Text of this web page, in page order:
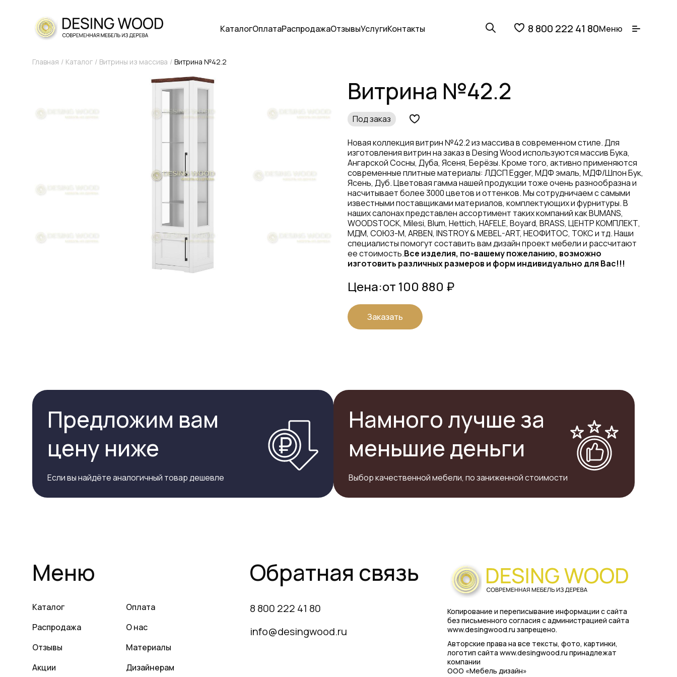
КаталогОплатаРаспродажаОтзывыУслугиКонтакты 8 800 222 41 80Меню
Главная Каталог Витрины из массива Витрина №42.2
Витрина №42.2
Под заказ
Новая коллекция витрин №42.2 из массива в современном стиле. Для
изготовления витрин на заказ в Desing Wood используются массив Бука,
Ангарской Сосны, Дуба, Ясеня, Берёзы. Кроме того, активно применяются
современные плитные материалы: ЛДСП Egger, МДФ эмаль, МДФ/Шпон Бук,
Ясень, Дуб. Цветовая гамма нашей продукции тоже очень разнообразна и
насчитывает более 3000 цветов и оттенков. Мы сотрудничаем с самыми
известными поставщиками материалов, комплектующих и фурнитуры. В
наших салонах представлен ассортимент таких компаний как BUMANS,
WOODSTOCK, Milesi, Blum, Hettich, HAFELE, Boyard, BRASS, ЦЕНТР КОМПЛЕКТ,
МДМ, СОЮЗ-М, ARBEN, INSTROY & MEBEL-ART, НЕОФИТОС, ТОКС и тд. Наши
специалисты помогут составить вам дизайн проект мебели и рассчитают
ее стоимость.Все изделия, по-вашему пожеланию, возможно
изготовить различных размеров и форм индивидуально для Вас!!!
Цена:от 100 880 ₽
Заказать
Предложим вам
цену ниже
Если вы найдёте аналогичный товар дешевле
Намного лучше за
меньшие деньги
Выбор качественной мебели, по заниженной стоимости
Меню
Каталог
Распродажа
Отзывы
Акции
Оплата
О нас
Материалы
Дизайнерам
Обратная связь
8 800 222 41 80
info@desingwood.ru
Копирование и переписывание информации с сайта
без письменного согласия с администрацией сайта
www.desingwood.ru запрещено.
Авторские права на все тексты, фото, картинки,
логотип сайта www.desingwood.ru принадлежат
компании
ООО «Мебель дизайн»